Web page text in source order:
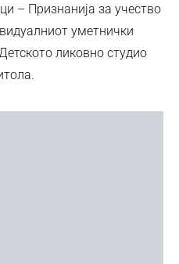
– Признанија за учество
уметнички
ликовно студио